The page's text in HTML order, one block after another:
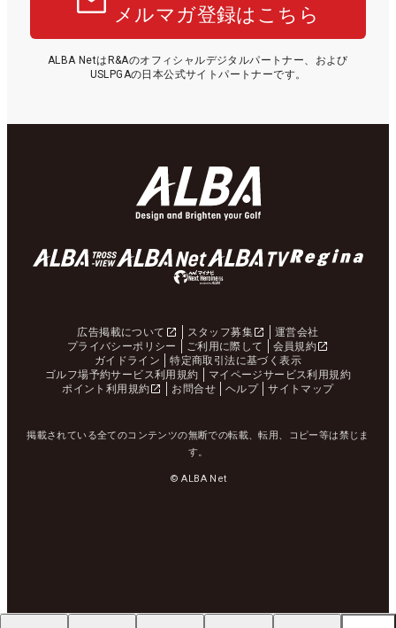
メルマガ登録はこちら
ALBA NetはR&Aのオフィシャルデジタルパートナー、および
USLPGAの日本公式サイトパートナーです。
広告掲載について スタッフ募集
運営会社
プライバシーポリシー
ご利用に際して
会員規約
ガイドライン
特定商取引法に基づく表示
ゴルフ場予約サービス利用規約
マイページサービス利用規約
ポイント利用規約
お問合せ ヘルプ サイトマップ
掲載されている全てのコンテンツの無断での転載、転用、コピー等は禁じま
す。
© ALBA Net